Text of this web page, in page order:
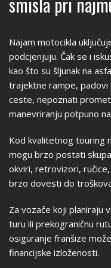
Najam motocikla
podcjenjuju. Čak se i
kao što su šljunak na
trajektne rampe, padovi
ceste, nepoznati
manevriranju potpuno
Kod kvalitetnog touring
mogu brzo postati
okviri, retrovizori,
brzo dovesti do
Za vozače koji planiraju
turu ili prekograničnu
osiguranje franšize
financijske izloženosti.